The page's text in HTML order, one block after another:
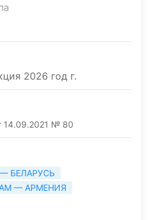
2026 год г.
14.09.2021 № 80
— БЕЛАРУСЬ
AM — АРМЕНИЯ